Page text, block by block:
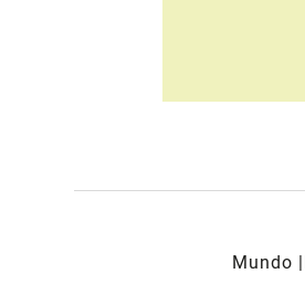
Mundo